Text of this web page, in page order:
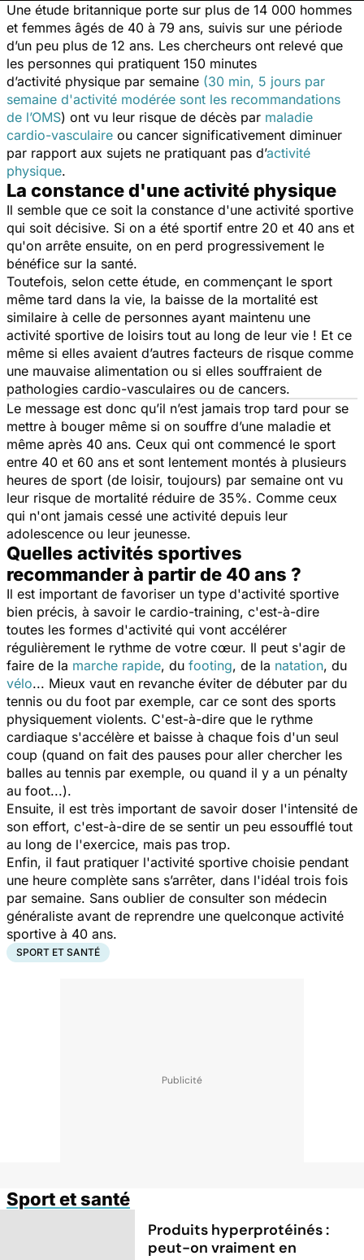
Une étude britannique porte sur plus de 14 000 hommes
et femmes âgés de 40 à 79 ans, suivis sur une période
d’un peu plus de 12 ans. Les chercheurs ont relevé que
les personnes qui pratiquent 150 minutes
d’activité physique par semaine (30 min, 5 jours par
semaine d'activité modérée sont les recommandations
de l’OMS) ont vu leur risque de décès par maladie
cardio-vasculaire ou cancer significativement diminuer
par rapport aux sujets ne pratiquant pas d’activité
physique.
La constance d'une activité physique
Il semble que ce soit la constance d'une activité sportive
qui soit décisive. Si on a été sportif entre 20 et 40 ans et
qu'on arrête ensuite, on en perd progressivement le
bénéfice sur la santé.
Toutefois, selon cette étude, en commençant le sport
même tard dans la vie, la baisse de la mortalité est
similaire à celle de personnes ayant maintenu une
activité sportive de loisirs tout au long de leur vie ! Et ce
même si elles avaient d’autres facteurs de risque comme
une mauvaise alimentation ou si elles souffraient de
pathologies cardio-vasculaires ou de cancers.
Le message est donc qu’il n’est jamais trop tard pour se
mettre à bouger même si on souffre d’une maladie et
même après 40 ans. Ceux qui ont commencé le sport
entre 40 et 60 ans et sont lentement montés à plusieurs
heures de sport (de loisir, toujours) par semaine ont vu
leur risque de mortalité réduire de 35%. Comme ceux
qui n'ont jamais cessé une activité depuis leur
adolescence ou leur jeunesse.
Quelles activités sportives
recommander à partir de 40 ans ?
Il est important de favoriser un type d'activité sportive
bien précis, à savoir le cardio-training, c'est-à-dire
toutes les formes d'activité qui vont accélérer
régulièrement le rythme de votre cœur. Il peut s'agir de
faire de la marche rapide, du footing, de la natation, du
vélo... Mieux vaut en revanche éviter de débuter par du
tennis ou du foot par exemple, car ce sont des sports
physiquement violents. C'est-à-dire que le rythme
cardiaque s'accélère et baisse à chaque fois d'un seul
coup (quand on fait des pauses pour aller chercher les
balles au tennis par exemple, ou quand il y a un pénalty
au foot...).
Ensuite, il est très important de savoir doser l'intensité de
son effort, c'est-à-dire de se sentir un peu essoufflé tout
au long de l'exercice, mais pas trop.
Enfin, il faut pratiquer l'activité sportive choisie pendant
une heure complète sans s’arrêter, dans l'idéal trois fois
par semaine. Sans oublier de consulter son médecin
généraliste avant de reprendre une quelconque activité
sportive à 40 ans.
SPORT ET SANTÉ
Sport et santé
Produits hyperprotéinés :
peut-on vraiment en